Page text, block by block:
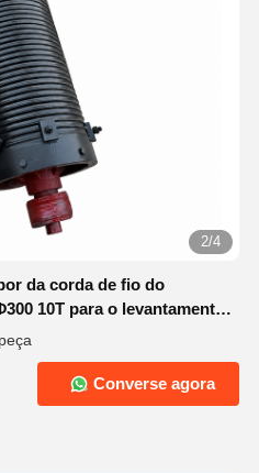
2/4
da corda de fio do
10T para o levantamento
Converse agora